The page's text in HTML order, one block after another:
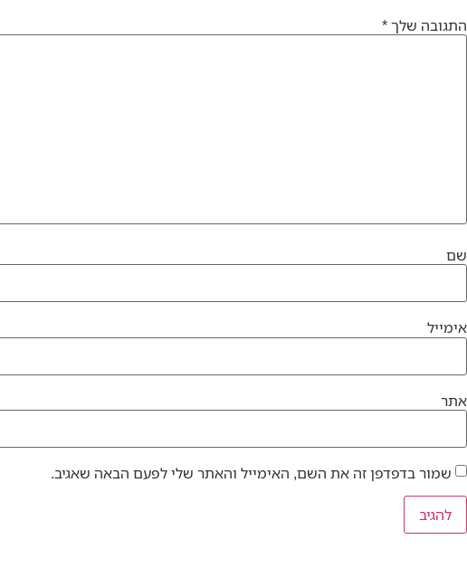
התגובה שלך*
שם
אימייל
אתר
שמור בדפדפן זה את השם, האימייל והאתר שלי לפעם הבאה שאגיב.